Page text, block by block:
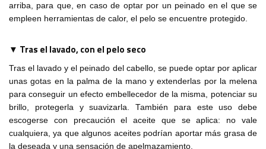
arriba, para que, en caso de optar por un peinado en el que se
empleen herramientas de calor, el pelo se encuentre protegido.
▼ Tras el lavado, con el pelo seco
Tras el lavado y el peinado del cabello, se puede optar por aplicar
unas gotas en la palma de la mano y extenderlas por la melena
para conseguir un efecto embellecedor de la misma, potenciar su
brillo, protegerla y suavizarla. También para este uso debe
escogerse con precaución el aceite que se aplica: no vale
cualquiera, ya que algunos aceites podrían aportar más grasa de
la deseada y una sensación de apelmazamiento.